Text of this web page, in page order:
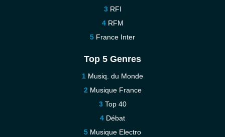
RFI
RFM
France Inter
Top 5 Genres
Musiq. du Monde
Musique France
Top 40
Débat
Musique Electro